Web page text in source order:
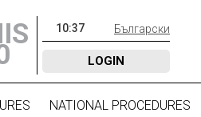
10:37 Български
LOGIN
NATIONAL PROCEDURES